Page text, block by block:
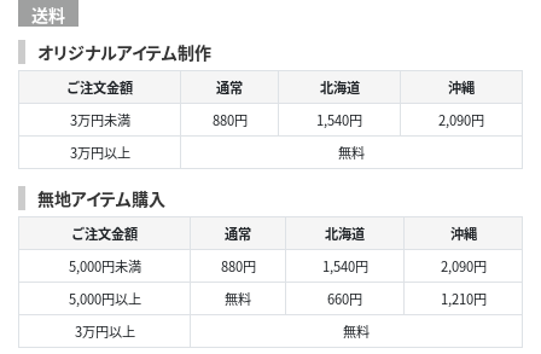
送料
オリジナルアイテム制作
ご注文金額 通常 北海道
沖縄
3万円未満
880円 1,540円
2,090円
3万円以上
無料
無地アイテム購入
ご注文金額 通常 北海道
沖縄
5,000円未満
880円 1,540円
2,090円
5,000円以上
無料 660円
1,210円
3万円以上
無料